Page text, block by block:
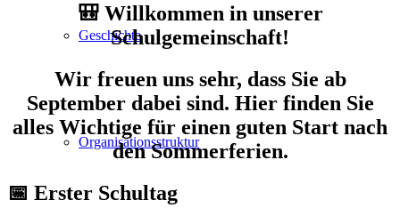
Geschichte
Organisationsstruktur
🎒 Willkommen in unserer
Schulgemeinschaft!
Wir freuen uns sehr, dass Sie ab
September dabei sind. Hier finden Sie
alles Wichtige für einen guten Start nach
den Sommerferien.
📅 Erster Schultag